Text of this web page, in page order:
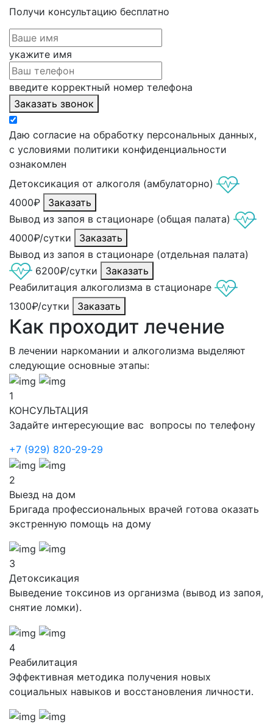
Получи консультацию бесплатно
укажите имя
введите корректный номер телефона
Заказать звонок
Даю согласие на обработку персональных данных,
с условиями политики конфиденциальности
ознакомлен
Детоксикация от алкоголя (амбулаторно)
4000₽
Заказать
Вывод из запоя в стационаре (общая палата)
4000₽/сутки
Заказать
Вывод из запоя в стационаре (отдельная палата)
6200₽/сутки
Заказать
Реабилитация алкоголизма в стационаре
1300₽/сутки
Заказать
Как проходит лечение
В лечении наркомании и алкоголизма выделяют
следующие основные этапы:
1
КОНСУЛЬТАЦИЯ
Задайте интересующие вас вопросы по телефону
+7 (929) 820-29-29
2
Выезд на дом
Бригада профессиональных врачей готова оказать
экстренную помощь на дому
3
Детоксикация
Выведение токсинов из организма (вывод из запоя,
снятие ломки).
4
Реабилитация
Эффективная методика получения новых
социальных навыков и восстановления личности.